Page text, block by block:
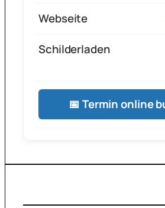
Webseite
Schilderladen
📅 Termin online